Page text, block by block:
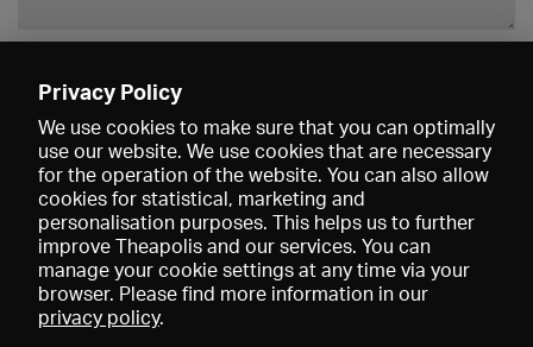
Privacy Policy
We use cookies to make sure that you can optimally
use our website. We use cookies that are necessary
for the operation of the website. You can also allow
cookies for statistical, marketing and
personalisation purposes. This helps us to further
improve Theapolis and our services. You can
manage your cookie settings at any time via your
browser. Please find more information in our
privacy policy.